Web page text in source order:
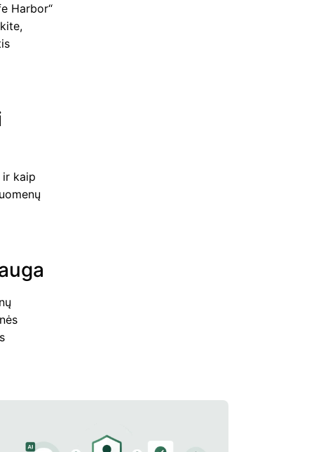
Harbor“
ir kaip